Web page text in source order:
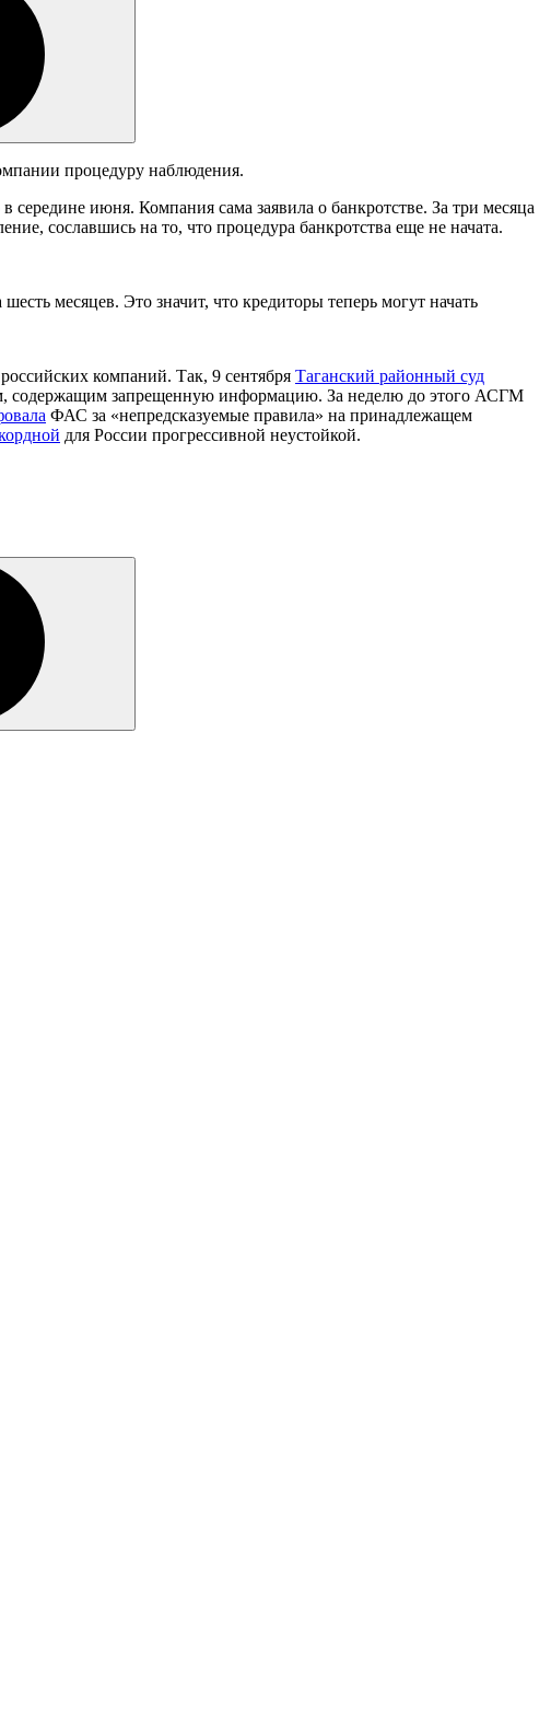
процедуру наблюдения.
июня. Компания сама заявила о банкротстве. За три месяца
сославшись на то, что процедура банкротства еще не начата.
месяцев. Это значит, что кредиторы теперь могут начать
компаний. Так, 9 сентября Таганский районный суд
содержащим запрещенную информацию. За неделю до этого АСГМ
ФАС за «непредсказуемые правила» на принадлежащем
для России прогрессивной неустойкой.